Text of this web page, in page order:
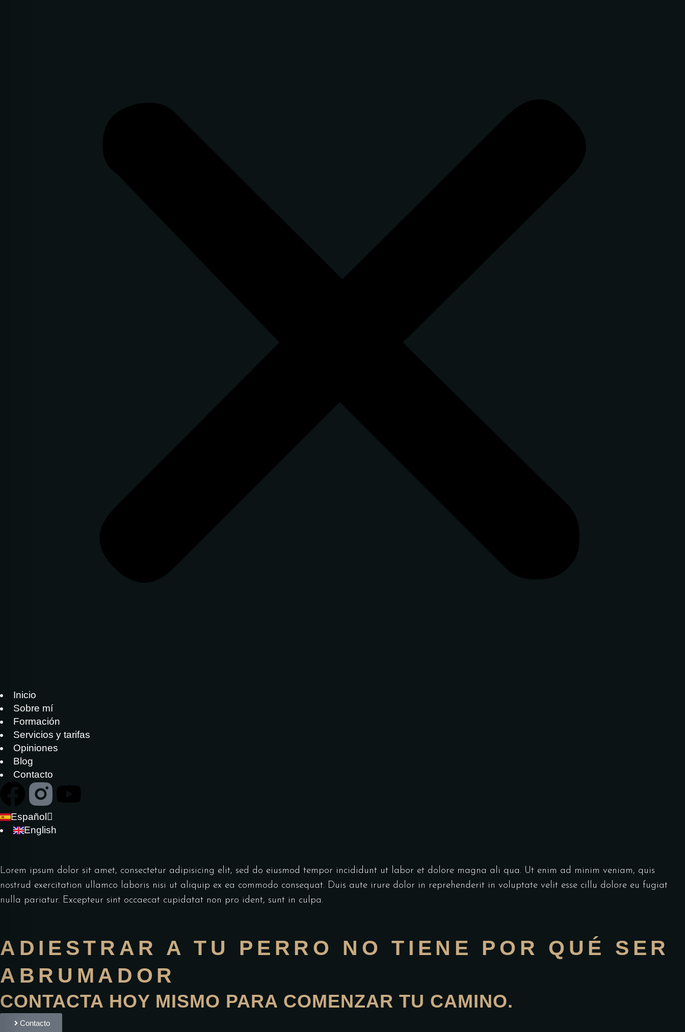
Inicio
Sobre mí
Formación
Servicios y tarifas
Opiniones
Blog
Contacto
Español
English
Lorem ipsum dolor sit amet, consectetur adipisicing elit, sed do eiusmod tempor incididunt ut labor et dolore magna ali qua. Ut enim ad minim veniam, quis
nostrud exercitation ullamco laboris nisi ut aliquip ex ea commodo consequat. Duis aute irure dolor in reprehenderit in voluptate velit esse cillu dolore eu fugiat
nulla pariatur. Excepteur sint occaecat cupidatat non pro ident, sunt in culpa.
ADIESTRAR A TU PERRO NO TIENE POR QUÉ SER
ABRUMADOR
CONTACTA HOY MISMO PARA COMENZAR TU CAMINO.
Contacto